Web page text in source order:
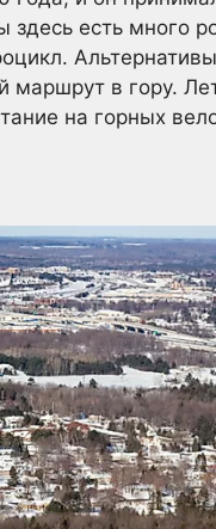
есть много
маршрут в гору.
на горных